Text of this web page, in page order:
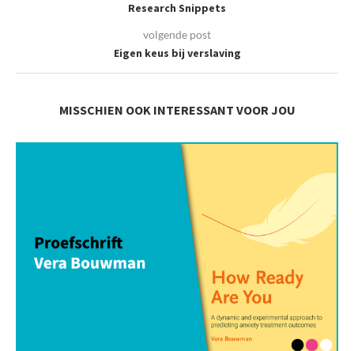
Research Snippets
volgende post
Eigen keus bij verslaving
MISSCHIEN OOK INTERESSANT VOOR JOU